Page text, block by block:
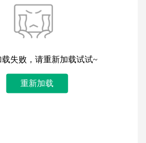
失败，请重新加载试试~
重新加载